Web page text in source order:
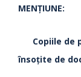
MENŢIUNE:
Copiile de
însoţite de